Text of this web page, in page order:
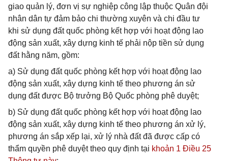
giao quản lý, đơn vị sự nghiệp công lập thuộc Quân đội
nhân dân tự đảm bảo chi thường xuyên và chi đầu tư
khi sử dụng đất quốc phòng kết hợp với hoạt động lao
động sản xuất, xây dựng kinh tế phải nộp tiền sử dụng
đất hằng năm, gồm:
a) Sử dụng đất quốc phòng kết hợp với hoạt động lao
động sản xuất, xây dựng kinh tế theo phương án sử
dụng đất được Bộ trưởng Bộ Quốc phòng phê duyệt;
b) Sử dụng đất quốc phòng kết hợp với hoạt động lao
động sản xuất, xây dựng kinh tế theo phương án xử lý,
phương án sắp xếp lại, xử lý nhà đất đã được cấp có
thẩm quyền phê duyệt theo quy định tại khoản 1 Điều 25